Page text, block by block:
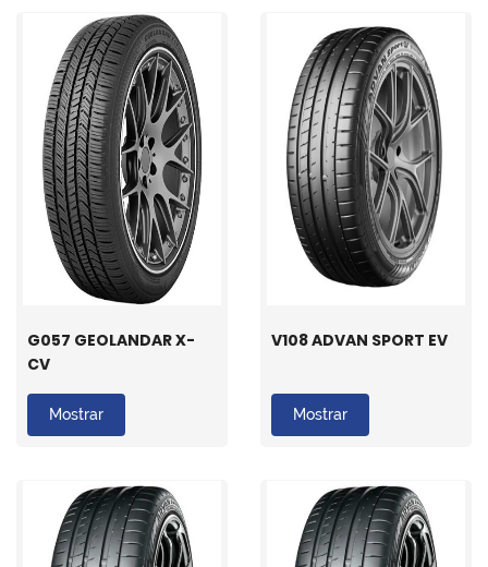
G057 GEOLANDAR X-
CV
Mostrar
V108 ADVAN SPORT EV
Mostrar